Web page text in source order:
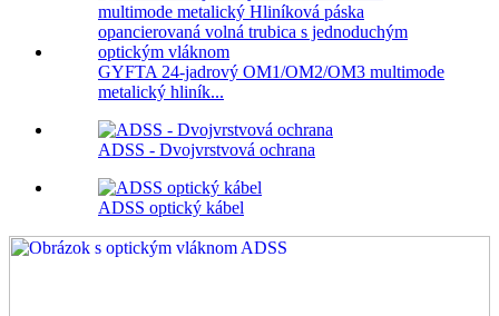
GYFTA 24-jadrový OM1/OM2/OM3 multimode
metalický hliník...
ADSS - Dvojvrstvová ochrana
ADSS optický kábel